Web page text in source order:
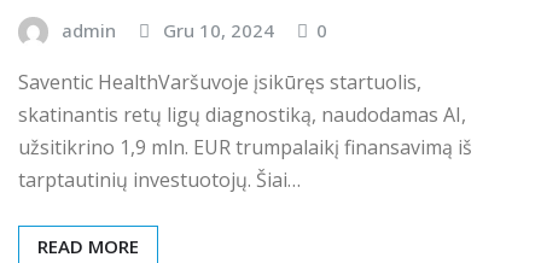
admin Gru 10, 2024 0
Saventic HealthVaršuvoje įsikūręs startuolis,
skatinantis retų ligų diagnostiką, naudodamas AI,
užsitikrino 1,9 mln. EUR trumpalaikį finansavimą iš
tarptautinių investuotojų. Šiai…
READ MORE